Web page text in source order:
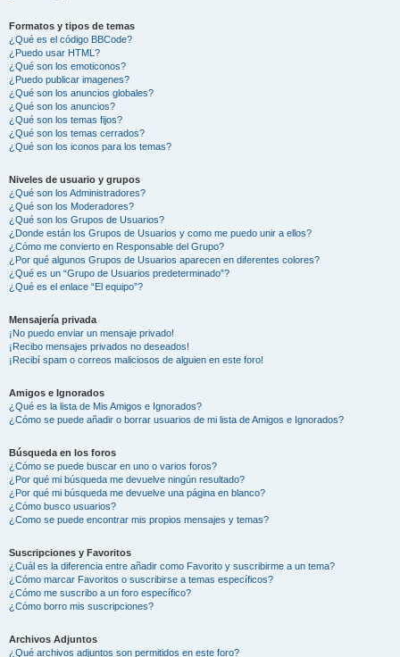
Formatos y tipos de temas
¿Qué es el código BBCode?
¿Puedo usar HTML?
¿Qué son los emoticonos?
¿Puedo publicar imagenes?
¿Qué son los anuncios globales?
¿Qué son los anuncios?
¿Qué son los temas fijos?
¿Qué son los temas cerrados?
¿Qué son los iconos para los temas?
Niveles de usuario y grupos
¿Qué son los Administradores?
¿Qué son los Moderadores?
¿Qué son los Grupos de Usuarios?
¿Donde están los Grupos de Usuarios y como me puedo unir a ellos?
¿Cómo me convierto en Responsable del Grupo?
¿Por qué algunos Grupos de Usuarios aparecen en diferentes colores?
¿Qué es un “Grupo de Usuarios predeterminado”?
¿Qué es el enlace “El equipo”?
Mensajería privada
¡No puedo enviar un mensaje privado!
¡Recibo mensajes privados no deseados!
¡Recibí spam o correos maliciosos de alguien en este foro!
Amigos e Ignorados
¿Qué es la lista de Mis Amigos e Ignorados?
¿Cómo se puede añadir o borrar usuarios de mi lista de Amigos e Ignorados?
Búsqueda en los foros
¿Cómo se puede buscar en uno o varios foros?
¿Por qué mi búsqueda me devuelve ningún resultado?
¿Por qué mi búsqueda me devuelve una página en blanco?
¿Cómo busco usuarios?
¿Como se puede encontrar mis propios mensajes y temas?
Suscripciones y Favoritos
¿Cuál es la diferencia entre añadir como Favorito y suscribirme a un tema?
¿Cómo marcar Favoritos o suscribirse a temas específicos?
¿Cómo me suscribo a un foro específico?
¿Cómo borro mis suscripciones?
Archivos Adjuntos
¿Qué archivos adjuntos son permitidos en este foro?